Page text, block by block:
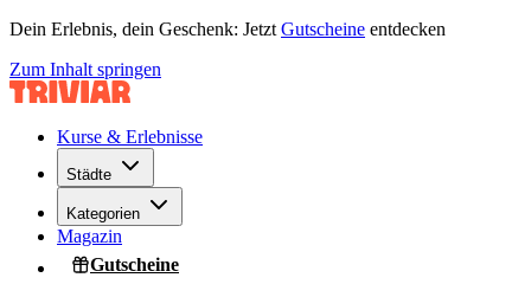
Dein Erlebnis, dein Geschenk: Jetzt Gutscheine entdecken
Zum Inhalt springen
Kurse & Erlebnisse
Städte
Kategorien
Magazin
Gutscheine